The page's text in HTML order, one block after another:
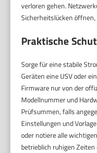
verloren gehen.
Sicherheitslücken
Praktische
Sorge für eine stabile
Geräten eine USV oder
Firmware nur von der
Modellnummer und
Prüfsummen, falls
Einstellungen und
oder notiere alle
betrieblich ruhigen